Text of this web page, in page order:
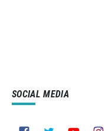
SOCIAL MEDIA